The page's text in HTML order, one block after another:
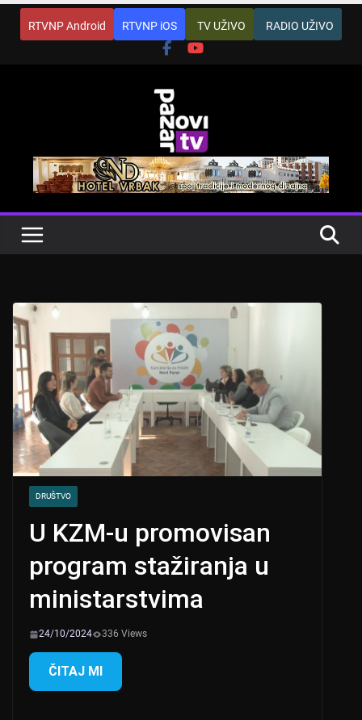
Skip
RTVNP Android RTVNP iOS TV UŽIVO RADIO UŽIVO
DRUŠTVO
U KZM-u promovisan
program stažiranja u
ministarstvima
24/10/2024 336 Views
ČITAJ MI